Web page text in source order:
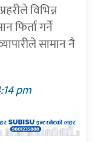
विभिन्न
फिर्ता गर्ने
सामान नै
pm